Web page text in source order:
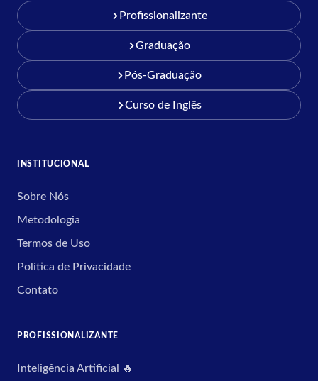
Profissionalizante
Graduação
Pós-Graduação
Curso de Inglês
INSTITUCIONAL
Sobre Nós
Metodologia
Termos de Uso
Política de Privacidade
Contato
PROFISSIONALIZANTE
Inteligência Artificial 🔥